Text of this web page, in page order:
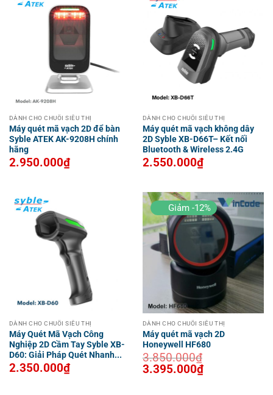
DÀNH CHO CHUỖI SIÊU THỊ
Máy quét mã vạch 2D để bàn
Syble ATEK AK-9208H chính
hãng
2.950.000₫
DÀNH CHO CHUỖI SIÊU THỊ
Máy quét mã vạch không dây
2D Syble XB-D66T– Kết nối
Bluetooth & Wireless 2.4G
2.550.000₫
DÀNH CHO CHUỖI SIÊU THỊ
Máy Quét Mã Vạch Công
Nghiệp 2D Cầm Tay Syble XB-
D60: Giải Pháp Quét Nhanh...
2.350.000₫
Giảm -12%
DÀNH CHO CHUỖI SIÊU THỊ
Máy quét mã vạch 2D
Honeywell HF680
3.850.000₫
Giá
gốc
3.395.000₫Giá
hiện